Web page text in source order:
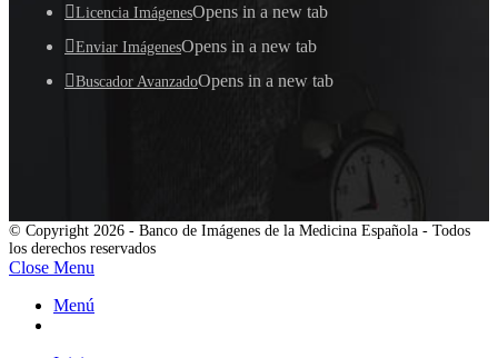
Licencia ImágenesOpens in a new tab
Enviar ImágenesOpens in a new tab
Buscador AvanzadoOpens in a new tab
© Copyright 2026 - Banco de Imágenes de la Medicina Española - Todos
los derechos reservados
Close Menu
Menú